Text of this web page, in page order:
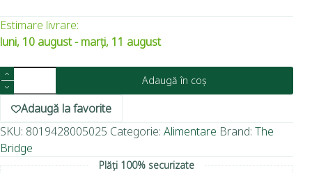
Estimare livrare:
luni, 10 august - marți, 11 august
Adaugă în coș
Adaugă la favorite
SKU: 8019428005025 Categorie: Alimentare Brand: The
Bridge
Plăți 100% securizate